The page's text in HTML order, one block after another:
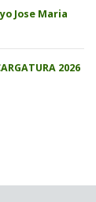
Jose Maria
2026